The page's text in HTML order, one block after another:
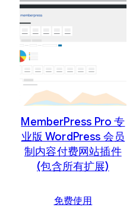
最
新
内
序
MemberPress Pro 专
业版 WordPress 会员
制内容付费网站插件
(包含所有扩展)
免费使用